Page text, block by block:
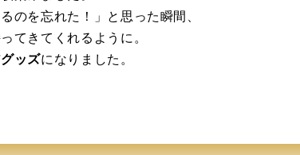
のを忘れた！」と思った瞬間、
てきてくれるように。
ッズになりました。